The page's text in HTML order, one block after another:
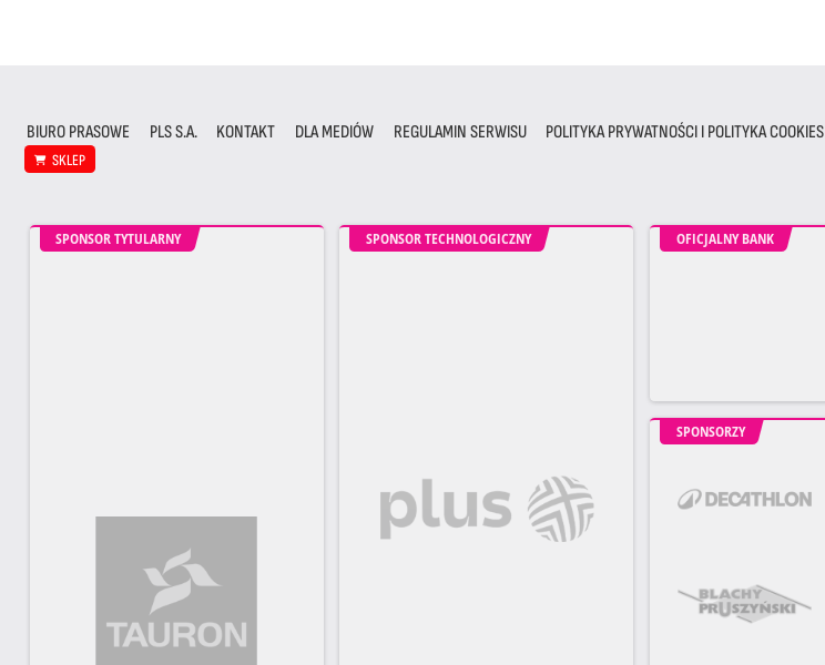
BIURO PRASOWE PLS S.A. KONTAKT DLA MEDIÓW REGULAMIN SERWISU POLITYKA PRYWATNOŚCI I POLITYKA COOKIES
SKLEP
SPONSOR TYTULARNY SPONSOR TECHNOLOGICZNY OFICJALNY BANK
SPONSORZY